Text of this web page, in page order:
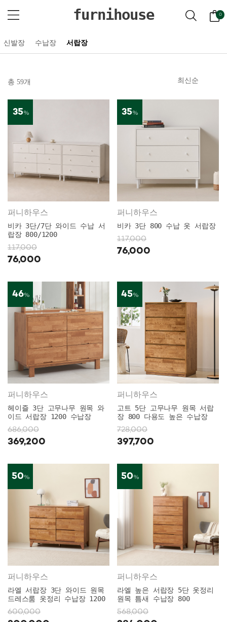
0
furnihouse
신발장 수납장 서랍장
총 59개
35%
퍼니하우스
비카 3단/7단 와이드 수납 서
랍장 800/1200
117,000
76,000
35%
퍼니하우스
비카 3단 800 수납 옷 서랍장
117,000
76,000
46%
퍼니하우스
헤이즐 3단 고무나무 원목 와
이드 서랍장 1200 수납장
686,000
369,200
45%
퍼니하우스
고트 5단 고무나무 원목 서랍
장 800 다용도 높은 수납장
728,000
397,700
50%
퍼니하우스
라엘 서랍장 3단 와이드 원목
드레스룸 옷정리 수납장 1200
600,000
50%
퍼니하우스
라엘 높은 서랍장 5단 옷정리
원목 틈새 수납장 800
568,000